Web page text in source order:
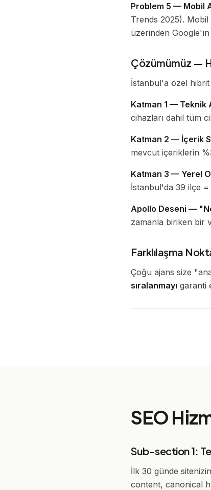
Problem 5 — Mobil
Trends 2025).
üzerinden
Çözümümüz —
İstanbul'a özel
Katman 1 — Teknik
cihazları dahil tüm
Katman 2 — İçerik
mevcut içeriklerin
Katman 3 — Yerel
İstanbul'da 39 ilçe =
Apollo Deseni —
zamanla biriken bir
Farklılaşma
Çoğu ajans size
sıralanmayı garanti
SEO
Sub-section 1:
İlk 30 günde
content, canonical